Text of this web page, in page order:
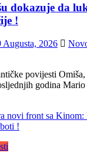
dokazuje da
!
Augusta, 2026
povijesti
godina